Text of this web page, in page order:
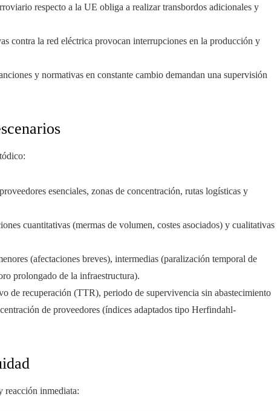
respecto a la UE obliga a realizar transbordos adicionales y
contra la red eléctrica provocan interrupciones en la producción y
y normativas en constante cambio demandan una supervisión
esenciales, zonas de concentración, rutas logísticas y
cuantitativas (mermas de volumen, costes asociados) y cualitativas
(afectaciones breves), intermedias (paralización temporal de
prolongado de la infraestructura).
de recuperación (TTR), periodo de supervivencia sin abastecimiento
de proveedores (índices adaptados tipo Herfindahl-
reacción inmediata: